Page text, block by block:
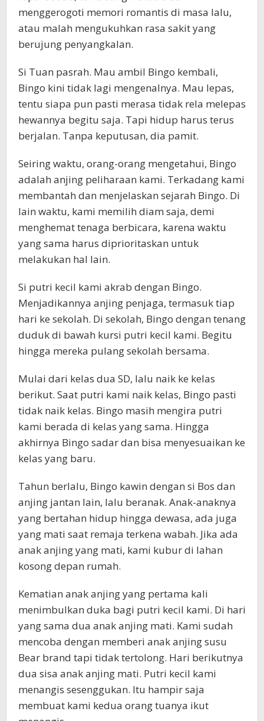
menggerogoti memori romantis di masa lalu,
atau malah mengukuhkan rasa sakit yang
berujung penyangkalan.
Si Tuan pasrah. Mau ambil Bingo kembali,
Bingo kini tidak lagi mengenalnya. Mau lepas,
tentu siapa pun pasti merasa tidak rela melepas
hewannya begitu saja. Tapi hidup harus terus
berjalan. Tanpa keputusan, dia pamit.
Seiring waktu, orang-orang mengetahui, Bingo
adalah anjing peliharaan kami. Terkadang kami
membantah dan menjelaskan sejarah Bingo. Di
lain waktu, kami memilih diam saja, demi
menghemat tenaga berbicara, karena waktu
yang sama harus diprioritaskan untuk
melakukan hal lain.
Si putri kecil kami akrab dengan Bingo.
Menjadikannya anjing penjaga, termasuk tiap
hari ke sekolah. Di sekolah, Bingo dengan tenang
duduk di bawah kursi putri kecil kami. Begitu
hingga mereka pulang sekolah bersama.
Mulai dari kelas dua SD, lalu naik ke kelas
berikut. Saat putri kami naik kelas, Bingo pasti
tidak naik kelas. Bingo masih mengira putri
kami berada di kelas yang sama. Hingga
akhirnya Bingo sadar dan bisa menyesuaikan ke
kelas yang baru.
Tahun berlalu, Bingo kawin dengan si Bos dan
anjing jantan lain, lalu beranak. Anak-anaknya
yang bertahan hidup hingga dewasa, ada juga
yang mati saat remaja terkena wabah. Jika ada
anak anjing yang mati, kami kubur di lahan
kosong depan rumah.
Kematian anak anjing yang pertama kali
menimbulkan duka bagi putri kecil kami. Di hari
yang sama dua anak anjing mati. Kami sudah
mencoba dengan memberi anak anjing susu
Bear brand tapi tidak tertolong. Hari berikutnya
dua sisa anak anjing mati. Putri kecil kami
menangis sesenggukan. Itu hampir saja
membuat kami kedua orang tuanya ikut